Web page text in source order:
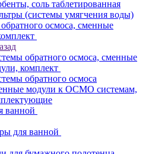
соль таблетированная
(системы умягчения воды)
осмоса, сменные
обратного осмоса, сменные
комплект
обратного осмоса
модули к ОСМО системам,
ванной
для ванной